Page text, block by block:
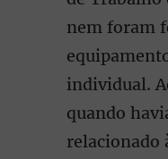
nem foram
individual.
quando
relacionado